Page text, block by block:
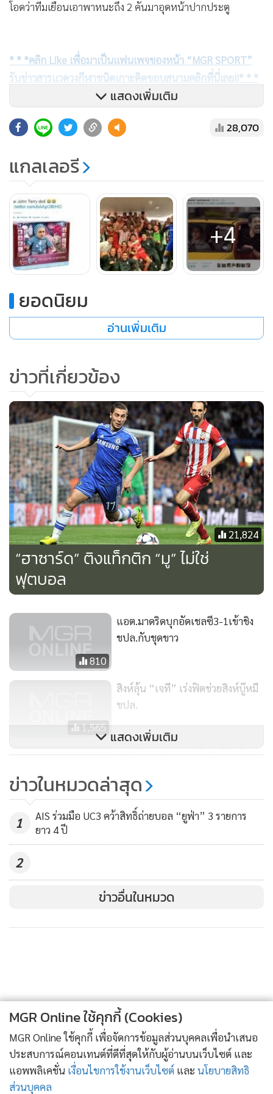
โอดว่าทีมเยือนเอาพาหนะถึง 2 คันมาอุดหน้าปากประตู
* * *คลิก Like เพื่อมาเป็นแฟนเพจของหน้า “MGR SPORT”
รับข่าวสารแวดวงกีฬาชนิดเกาะติดขอบสนามคลิกที่นี่เลย!!* * *
เทอร์รี ไปร่วมดีใจกับแข้ง แอต มาดริด
เอามาเย้ยตอน เชลซี ได้แชมป์ยุโรปปี 2012
รถบัส เชลซี อุดเกมรุก ตราหมี ไม่อยู่
ดิเอโก ซิเมโอเน กุนซือ แอต มาดริด ได้ไปต่อ
แสดงเพิ่มเติม
28,070
แกลเลอรี
+4
ยอดนิยม
อ่านเพิ่มเติม
ข่าวที่เกี่ยวข้อง
21,824
“ฮาซาร์ด” ติงแท็กติก “มู” ไม่ใช่
ฟุตบอล
810
แอต.มาดริดบุกอัดเชลซี3-1เข้าชิง
ชปล.กับชุดขาว
1,565
สิงห์ลุ้น “เจที” เร่งฟิตช่วยสิงห์บู๊หมี
ชปล.
3,971
“มู” สับขาหลอก “เช็ก” ซ้อมลุ้น
แสดงเพิ่มเติม
ข่าวในหมวดล่าสุด
1
AIS ร่วมมือ UC3 คว้าสิทธิ์ถ่ายบอล “ยูฟ่า” 3 รายการ
ยาว 4 ปี
2
ข่าวอื่นในหมวด
MGR Online ใช้คุกกี้ (Cookies)
MGR Online ใช้คุกกี้ เพื่อจัดการข้อมูลส่วนบุคคลเพื่อนำเสนอ
ประสบการณ์คอนเทนต์ที่ดีที่สุดให้กับผู้อ่านบนเว็บไซต์ และ
แอพพลิเคชั่น เงื่อนไขการใช้งานเว็บไซต์ และ นโยบายสิทธิ
ส่วนบุคคล